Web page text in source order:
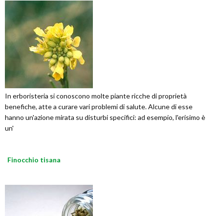
In erboristeria si conoscono molte piante ricche di proprietà
benefiche, atte a curare vari problemi di salute. Alcune di esse
hanno un'azione mirata su disturbi specifici: ad esempio, l'erisimo è
un'
Finocchio tisana